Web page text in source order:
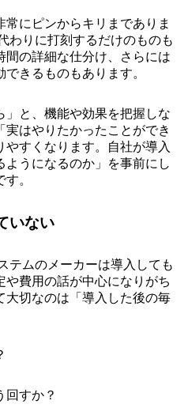
にピンからキリまでありま
わりに打刻するだけのものも
間の詳細な仕分け、さらには
きるものもあります。
」と、機能や効果を把握しな
はやりたかったことができ
すくなります。自社が導入
うになるのか」を事前にし
。
いない
テムのメーカーは導入しても
や費用の話が中心になりがち
大切なのは「導入した後の毎
回すか？